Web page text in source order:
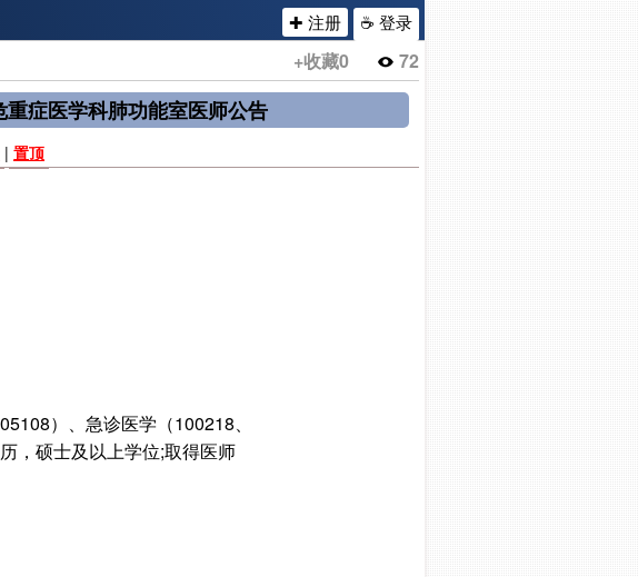
☕ 登录
✚ 注册
+收藏0 72
症医学科肺功能室医师公告
| 置顶
）、急诊医学（100218、
，硕士及以上学位;取得医师